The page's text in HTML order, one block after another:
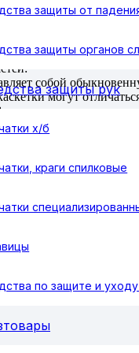
защиты от
защиты органов
защиты рук
х/б
краги спилковые
по защите и
уборов
кровельщиками,
собой
могут
напоминает